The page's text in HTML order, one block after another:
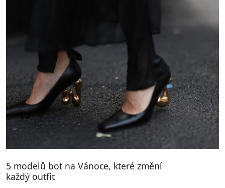
5 modelů bot na Vánoce, které změní
každý outfit